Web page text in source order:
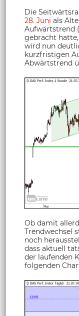
Die
28. Juni als
Aufwärtstrend
gebracht
wird nun
kurzfristigen
Abwärtstrend
Ob damit
Trendwechsel
noch
dass aktuell
der laufenden
folgenden